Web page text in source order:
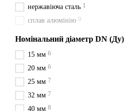
нержавіюча сталь 1
сплав алюмінію 0
Номінальний діаметр DN (Ду)
15 мм 6
20 мм 6
25 мм 7
32 мм 7
40 мм 8